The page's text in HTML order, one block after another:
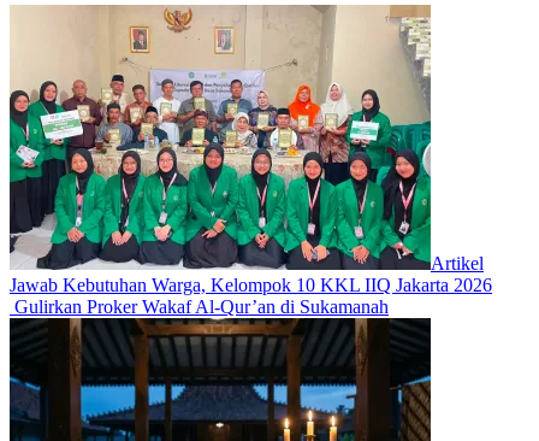
Artikel
Jawab Kebutuhan Warga, Kelompok 10 KKL IIQ Jakarta 2026
Gulirkan Proker Wakaf Al-Qur’an di Sukamanah